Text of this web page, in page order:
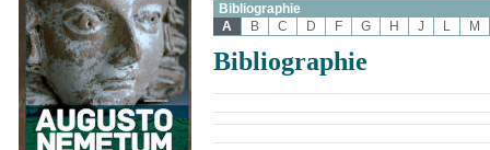
Bibliographie
A
B C D F G H J L M
Bibliographie